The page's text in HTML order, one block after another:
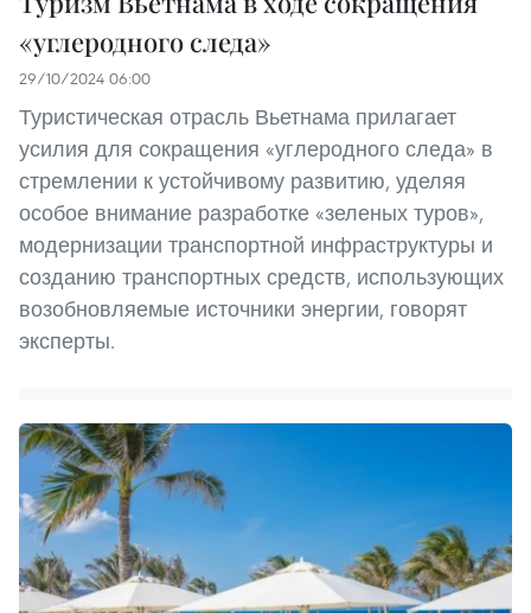
«углеродного следа»
29/10/2024 06:00
Туристическая отрасль Вьетнама прилагает
усилия для сокращения «углеродного следа» в
стремлении к устойчивому развитию, уделяя
особое внимание разработке «зеленых туров»,
модернизации транспортной инфраструктуры и
созданию транспортных средств, использующих
возобновляемые источники энергии, говорят
эксперты.